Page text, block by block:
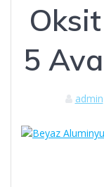
5
admin